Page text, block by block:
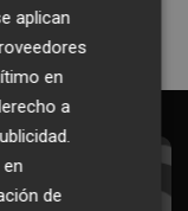
aplican
en
a
de